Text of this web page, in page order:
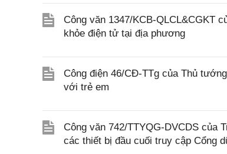
Công văn 1347/KCB-QLCL&CGKT
khỏe điện tử tại địa phương
Công điện 46/CĐ-TTg của Thủ
với trẻ em
Công văn 742/TTYQG-DVCDS của
các thiết bị đầu cuối truy cập Cổng